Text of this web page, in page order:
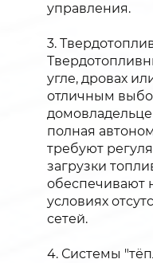
управления.
3.
угле, дровах
отличным
полная
требуют
загрузки
обеспечивают
условиях
сетей.
4. Системы